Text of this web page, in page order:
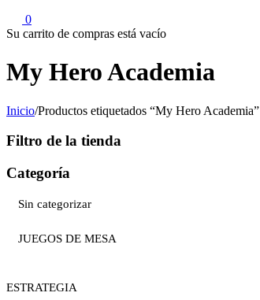
0
Su carrito de compras está vacío
My Hero Academia
Inicio/Productos etiquetados “My Hero Academia”
Filtro de la tienda
Categoría
Sin categorizar
JUEGOS DE MESA
ESTRATEGIA